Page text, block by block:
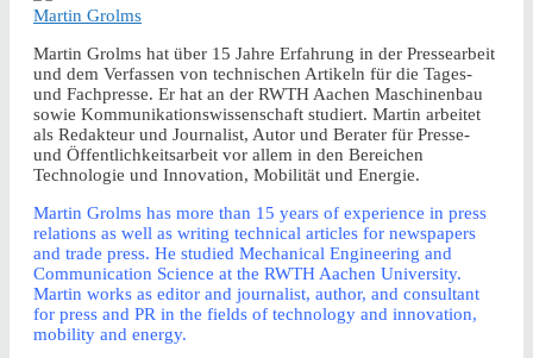
Martin Grolms
Martin Grolms hat über 15 Jahre Erfahrung in der Pressearbeit
und dem Verfassen von technischen Artikeln für die Tages-
und Fachpresse. Er hat an der RWTH Aachen Maschinenbau
sowie Kommunikationswissenschaft studiert. Martin arbeitet
als Redakteur und Journalist, Autor und Berater für Presse-
und Öffentlichkeitsarbeit vor allem in den Bereichen
Technologie und Innovation, Mobilität und Energie.
Martin Grolms has more than 15 years of experience in press
relations as well as writing technical articles for newspapers
and trade press. He studied Mechanical Engineering and
Communication Science at the RWTH Aachen University.
Martin works as editor and journalist, author, and consultant
for press and PR in the fields of technology and innovation,
mobility and energy.